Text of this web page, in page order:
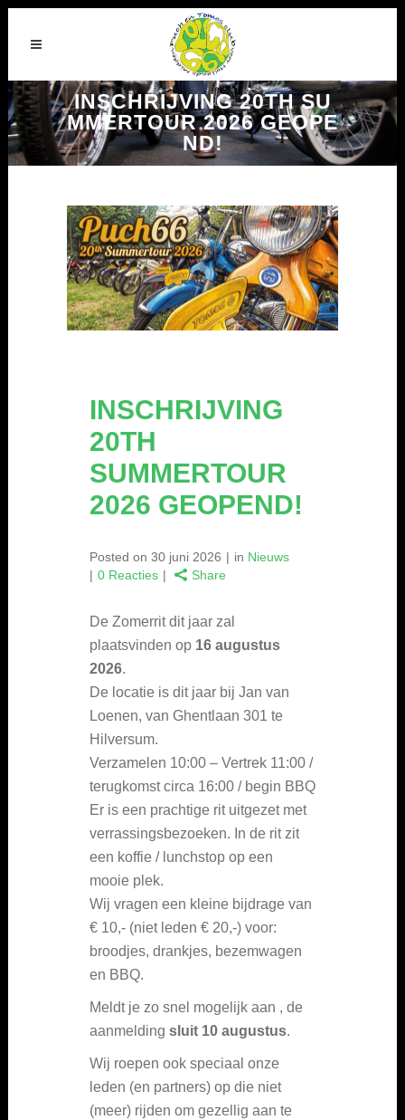
INSCHRIJVING 20TH SU
MMERTOUR 2026 GEOPE
ND!
INSCHRIJVING
20TH
SUMMERTOUR
2026 GEOPEND!
Posted on 30 juni 2026 in Nieuws
0 Reacties
Share
De Zomerrit dit jaar zal
plaatsvinden op 16 augustus
2026.
De locatie is dit jaar bij Jan van
Loenen, van Ghentlaan 301 te
Hilversum.
Verzamelen 10:00 – Vertrek 11:00 /
terugkomst circa 16:00 / begin BBQ
Er is een prachtige rit uitgezet met
verrassingsbezoeken. In de rit zit
een koffie / lunchstop op een
mooie plek.
Wij vragen een kleine bijdrage van
€ 10,- (niet leden € 20,-) voor:
broodjes, drankjes, bezemwagen
en BBQ.
Meldt je zo snel mogelijk aan , de
aanmelding sluit 10 augustus.
Wij roepen ook speciaal onze
leden (en partners) op die niet
(meer) rijden om gezellig aan te